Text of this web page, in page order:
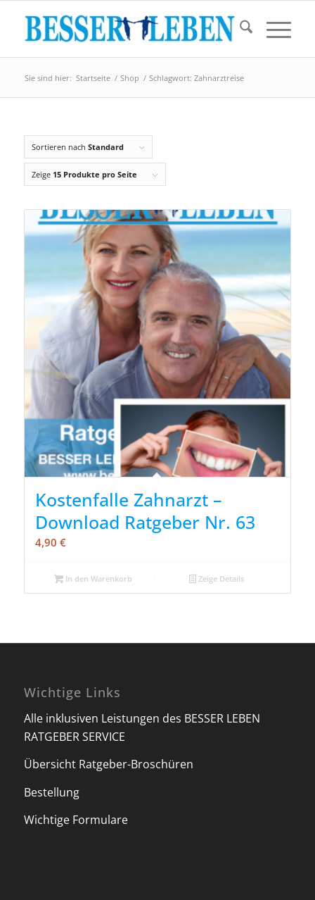
Sie sind hier: Startseite / Shop / Schlagwort: Zahnarztreise
Sortieren nach Standard
Zeige 15 Produkte pro Seite
Kostenfalle Zahnarzt –
Download Ratgeber Nr. 63
4,90 €
In den Warenkorb Zeige Details
Wichtige Links
Alle inklusiven Leistungen des BESSER LEBEN
RATGEBER SERVICE
Übersicht Ratgeber-Broschüren
Bestellung
Wichtige Formulare